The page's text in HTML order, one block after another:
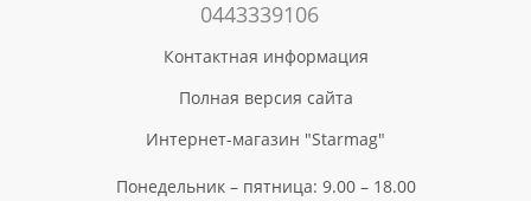
0443339106
Контактная информация
Полная версия сайта
Интернет-магазин "Starmag"
Понедельник – пятница: 9.00 – 18.00